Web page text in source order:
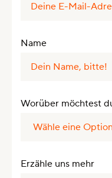
Name
Worüber möchtest
Erzähle uns mehr